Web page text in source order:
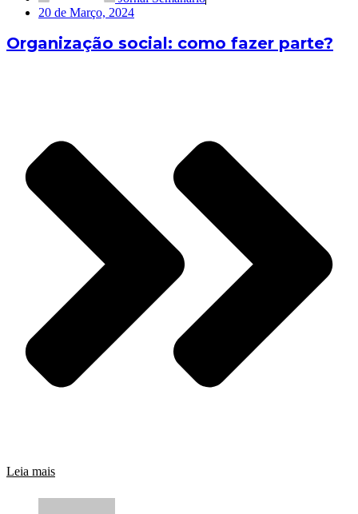
20 de Março, 2024
Organização social: como fazer parte?
Leia mais